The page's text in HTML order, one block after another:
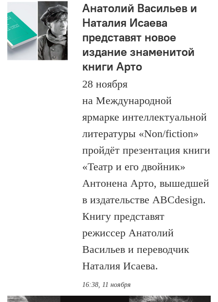
Анатолий Васильев и
Наталия Исаева
представят новое
издание знаменитой
книги Арто
28 ноября
на Международной
ярмарке интеллектуальной
литературы «Non/fiction»
пройдёт презентация книги
«Театр и его двойник»
Антонена Арто, вышедшей
в издательстве ABCdesign.
Книгу представят
режиссер Анатолий
Васильев и переводчик
Наталия Исаева.
16:38, 11 ноября